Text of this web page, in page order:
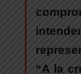
“A la